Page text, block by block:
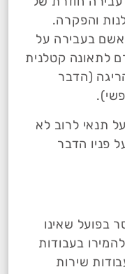
והפקרה.
בעבירה על
לתאונה קטלנית
(הדבר
תנאי לרוב לא
פניו הדבר
בפועל שאינו
להמירו בעבודות
שירות